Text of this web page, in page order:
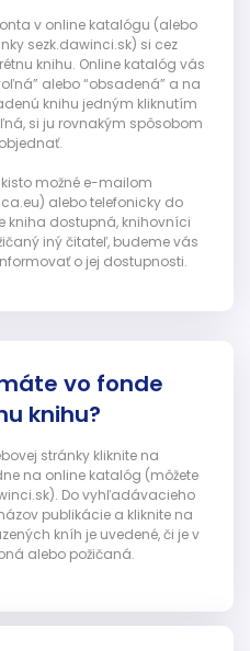
v online katalógu (alebo
sezk.dawinci.sk) si cez
knihu. Online katalóg vás
alebo “obsadená” a na
knihu jedným kliknutím
si ju rovnakým spôsobom
možné e-mailom
alebo telefonicky do
kniha dostupná, knihovníci
iný čitateľ, budeme vás
o jej dostupnosti.
vo fonde
knihu?
stránky kliknite na
na online katalóg (môžete
Do vyhľadávacieho
publikácie a kliknite na
kníh je uvedené, či je v
alebo požičaná.